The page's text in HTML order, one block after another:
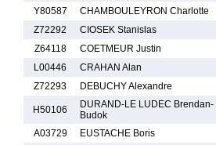
Y80587
CHAMBOULEYRON Charlotte
Z72292
CIOSEK Stanislas
Z64118
COETMEUR Justin
L00446
CRAHAN Alan
Z72293
DEBUCHY Alexandre
H50106
DURAND-LE LUDEC Brendan-
Budok
A03729 EUSTACHE Boris